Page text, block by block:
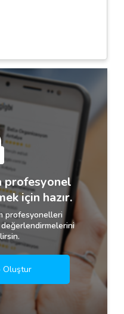
profesyonel
için hazır.
profesyonelleri
Oluştur